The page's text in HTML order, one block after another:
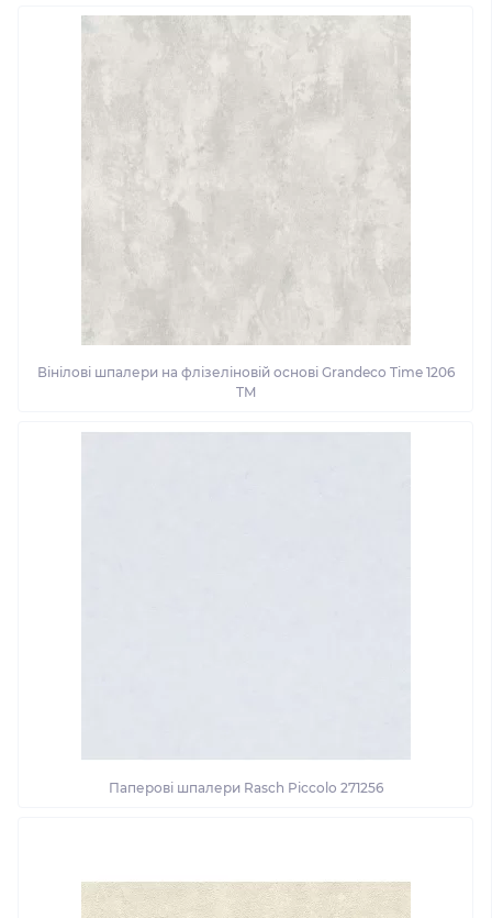
Вінілові шпалери на флізеліновій основі Grandeco Time 1206
TM
Паперові шпалери Rasch Piccolo 271256